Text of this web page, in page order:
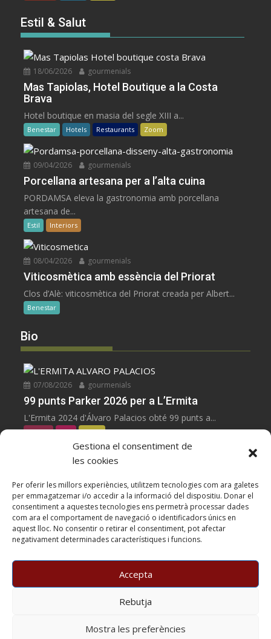
Gestiona el consentiment de
les cookies
Per oferir les millors experiències, utilitzem tecnologies com ara galetes
per emmagatzemar i/o accedir a la informació del dispositiu. Donar el
consentiment a aquestes tecnologies ens permetrà processar dades
com ara el comportament de navegació o identificadors únics en
aquest lloc. No consentir o retirar el consentiment, pot afectar
negativament determinades característiques i funcions.
Accepta
Rebutja
Mostra les preferències
Estil & Salut
18/06/2026 gourmenials
Mas Tapiolas, Hotel Boutique a la Costa
Brava
Hotel boutique en masia del segle XIII a...
Benestar Hotels Restaurants Zoom
09/04/2026 gourmenials
Porcellana artesana per a l’alta cuina
PORDAMSA eleva la gastronomia amb porcellana
artesana de...
Estil Interiors
08/04/2026 gourmenials
Viticosmètica amb essència del Priorat
Clos d’Alè: viticosmètica del Priorat creada per Albert...
Benestar
Bio
07/08/2026 gourmenials
99 punts Parker 2026 per a L’Ermita
L'Ermita 2024 d'Álvaro Palacios obté 99 punts a...
negres Vins Zoom
gourmenials
100 punts Parker 2026 per a Les Manyes
Les Manyes 2021 de Terroir al Límit, Garnatxa...
negres Vins Zoom
05/08/26. Casa METT Sitges obre un hotel boutique...
Copyright BARCELONA SIGNATURE PRESS, S.L. © All rights